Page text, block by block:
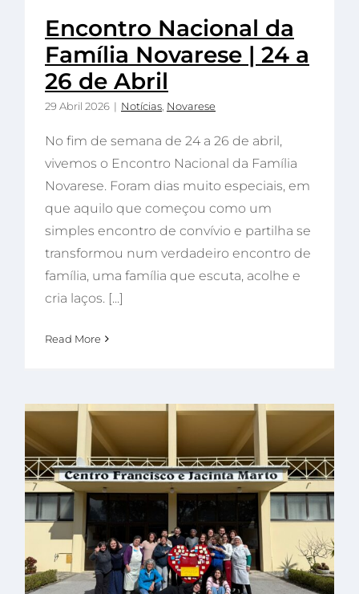
Encontro Nacional da
Família Novarese | 24 a
26 de Abril
29 Abril 2026 | Notícias Novarese
No fim de semana de 24 a 26 de abril,
vivemos o Encontro Nacional da Família
Novarese. Foram dias muito especiais, em
que aquilo que começou como um
simples encontro de convívio e partilha se
transformou num verdadeiro encontro de
família, uma família que escuta, acolhe e
cria laços. [...]
Read More